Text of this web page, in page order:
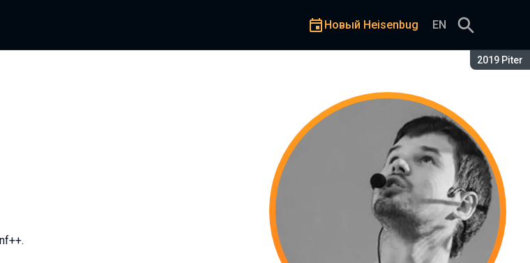
Сезон:
2019 Piter
Новый Heisenbug EN